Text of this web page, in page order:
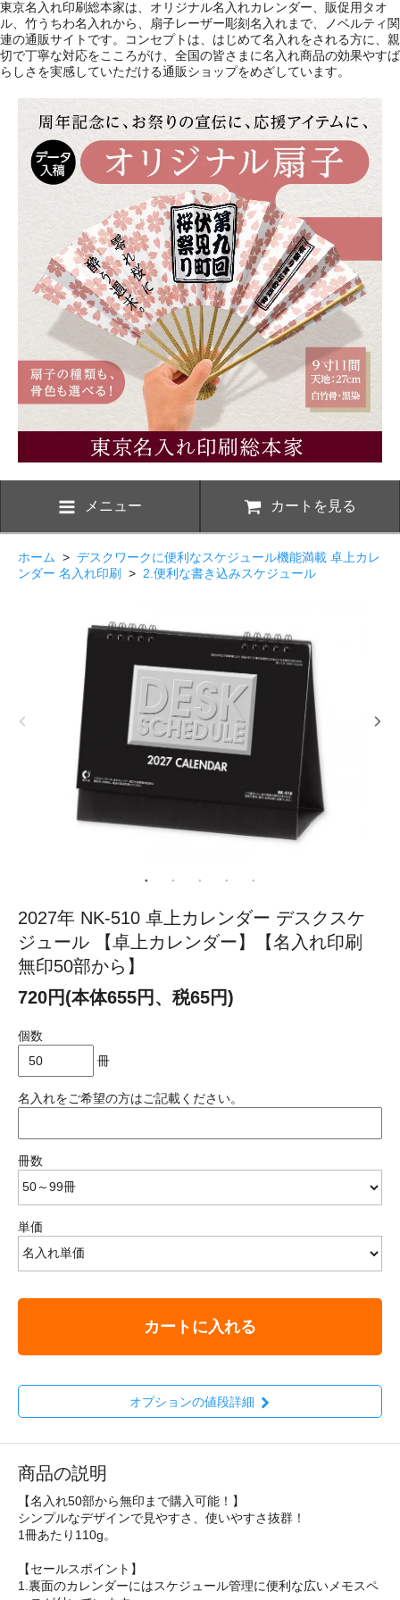
東京名入れ印刷総本家は、オリジナル名入れカレンダー、販促用タオ
ル、竹うちわ名入れから、扇子レーザー彫刻名入れまで、ノベルティ関
連の通販サイトです。コンセプトは、はじめて名入れをされる方に、親
切で丁寧な対応をこころがけ、全国の皆さまに名入れ商品の効果やすば
らしさを実感していただける通販ショップをめざしています。
メニュー カートを見る
ホーム > デスクワークに便利なスケジュール機能満載 卓上カレ
ンダー 名入れ印刷
> 2.便利な書き込みスケジュール
2027年 NK-510 卓上カレンダー デスクスケ
ジュール 【卓上カレンダー】【名入れ印刷
無印50部から】
720円(本体655円、税65円)
個数
冊
名入れをご希望の方はご記載ください。
冊数
単価
カートに入れる
オプションの値段詳細
商品の説明
【名入れ50部から無印まで購入可能！】
シンプルなデザインで見やすさ、使いやすさ抜群！
1冊あたり110g。
【セールスポイント】
1.裏面のカレンダーにはスケジュール管理に便利な広いメモスペ